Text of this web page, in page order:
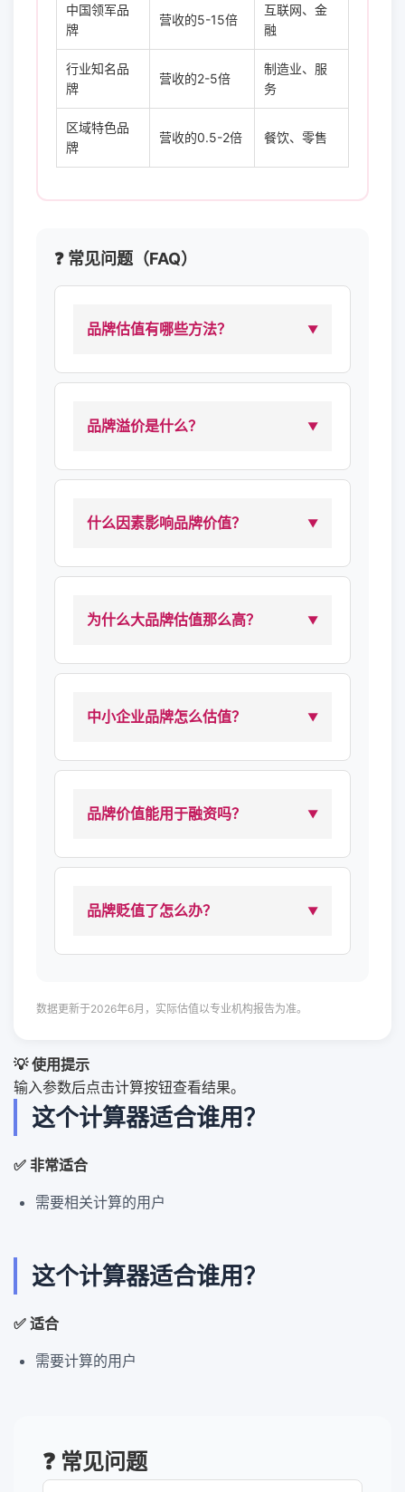
中国领军品
牌
营收的5-15倍
互联网、金
融
行业知名品
牌
营收的2-5倍
制造业、服
务
区域特色品
牌
营收的0.5-2倍 餐饮、零售
❓ 常见问题（FAQ）
品牌估值有哪些方法？
品牌溢价是什么？
什么因素影响品牌价值？
为什么大品牌估值那么高？
中小企业品牌怎么估值？
品牌价值能用于融资吗？
品牌贬值了怎么办？
数据更新于2026年6月，实际估值以专业机构报告为准。
💡 使用提示
输入参数后点击计算按钮查看结果。
这个计算器适合谁用？
✅ 非常适合
需要相关计算的用户
这个计算器适合谁用？
✅ 适合
需要计算的用户
❓ 常见问题